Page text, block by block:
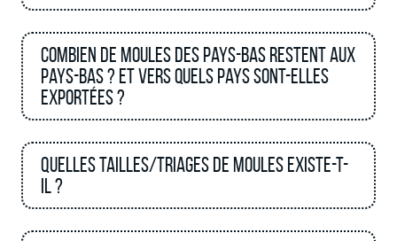
Combien de moules des Pays-Bas restent aux
Pays-Bas ? Et vers quels pays sont-elles
exportées ?
Quelles tailles/triages de moules existe-t-
il ?